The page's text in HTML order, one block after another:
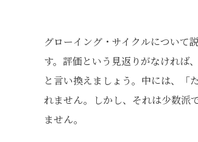
グローイング・サイクルについて
す。評価という見返りがなければ
と言い換えましょう。中には、「
れません。しかし、それは少数派
ません。